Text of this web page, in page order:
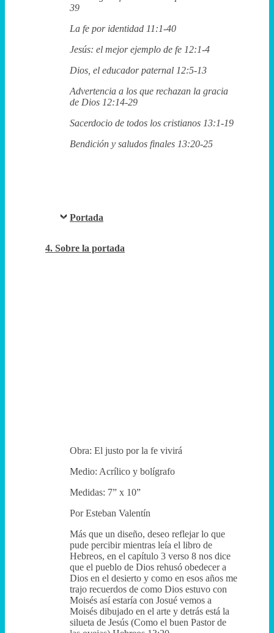
39
La fe por identidad 11:1-40
Jesús: el mejor ejemplo de fe 12:1-4
Dios, el educador paternal 12:5-13
Advertencia a los que rechazan la gracia
de Dios 12:14-29
Sacerdocio de todos los cristianos 13:1-19
Bendición y saludos finales 13:20-25
Portada
4. Sobre la portada
Obra: El justo por la fe vivirá
Medio: Acrílico y bolígrafo
Medidas: 7” x 10”
Por Esteban Valentín
Más que un diseño, deseo reflejar lo que
pude percibir mientras leía el libro de
Hebreos, en el capítulo 3 verso 8 nos dice
que el pueblo de Dios rehusó obedecer a
Dios en el desierto y como en esos años me
trajo recuerdos de como Dios estuvo con
Moisés así estaría con Josué vemos a
Moisés dibujado en el arte y detrás está la
silueta de Jesús (Como el buen Pastor de